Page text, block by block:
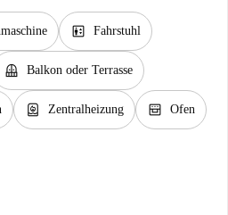
elevator Fahrstuhl
balcony Balkon oder Terrasse
water_heater Zentralheizung oven_gen Ofen